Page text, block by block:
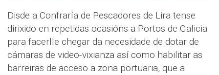
Disde a Confraría de Pescadores de Lira tense
dirixido en repetidas ocasións a Portos de Galicia
para facerlle chegar da necesidade de dotar de
cámaras de video-vixianza así como habilitar as
barreiras de acceso a zona portuaria, que a